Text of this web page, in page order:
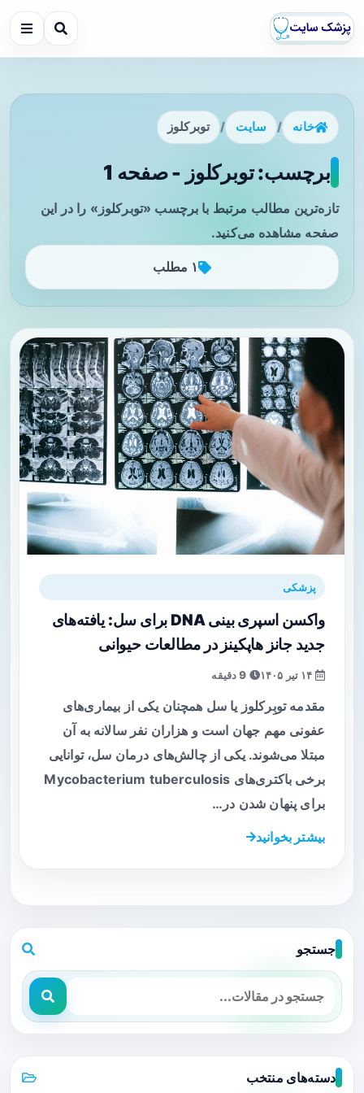
خانه / سایت / توبرکلوز
برچسب: توبرکلوز - صفحه 1
تازه‌ترین مطالب مرتبط با برچسب «توبرکلوز» را در این
صفحه مشاهده می‌کنید.
۱ مطلب
پزشکی
واکسن اسپری بینی DNA برای سل: یافته‌های
جدید جانز هاپکینز در مطالعات حیوانی
مقدمه توبِرکلوز یا سل همچنان یکی از بیماری‌های
عفونی مهم جهان است و هزاران نفر سالانه به آن
مبتلا می‌شوند. یکی از چالش‌های درمان سل، توانایی
برخی باکتری‌های Mycobacterium tuberculosis
برای پنهان شدن در…
بیشتر بخوانید
جستجو
دسته‌های منتخب